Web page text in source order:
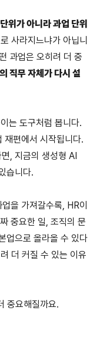
위가 아니라 과업 단위
사라지느냐가 아닙니
과업은 오히려 더 중
직무 자체가 다시 설
는 도구처럼 봅니다.
재편에서 시작됩니다.
, 지금의 생성형 AI
습니다.
을 가져갈수록, HR이
중요한 일, 조직의 문
업으로 올라올 수 있다
더 커질 수 있는 이유
중요해질까요.